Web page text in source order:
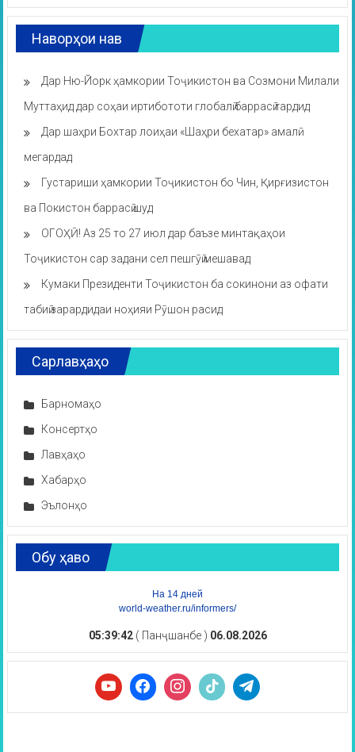
Наворҳои нав
Дар Ню-Йорк ҳамкории Тоҷикистон ва Созмони Милали
Муттаҳид дар соҳаи иртибототи глобалӣ баррасӣ гардид
Дар шаҳри Бохтар лоиҳаи «Шаҳри бехатар» амалӣ
мегардад
Густариши ҳамкории Тоҷикистон бо Чин, Қирғизистон
ва Покистон баррасӣ шуд
ОГОҲӢ! Аз 25 то 27 июл дар баъзе минтақаҳои
Тоҷикистон сар задани сел пешгӯӣ мешавад
Кумаки Президенти Тоҷикистон ба сокинони аз офати
табиӣ зарардидаи ноҳияи Рӯшон расид
Сарлавҳаҳо
Барномаҳо
Консертҳо
Лавҳаҳо
Хабарҳо
Эълонҳо
Обу ҳаво
На 14 дней
world-weather.ru/informers/
05:39:43( Панҷшанбе ) 06.08.2026